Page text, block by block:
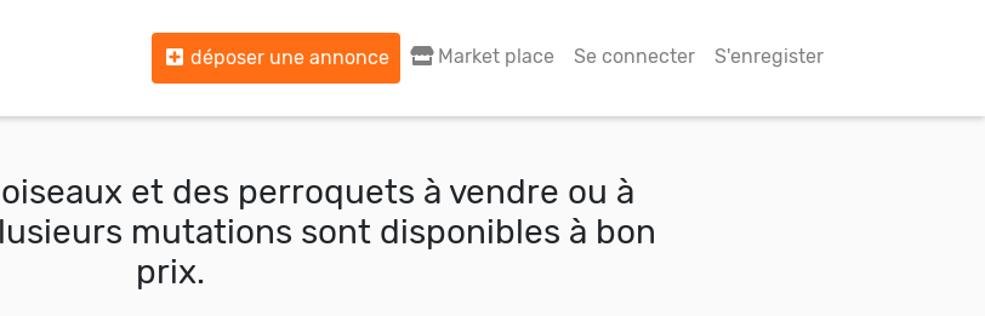
déposer une annonce Market place Se connecter S'enregister
et des perroquets à vendre ou à
mutations sont disponibles à bon
prix.